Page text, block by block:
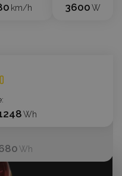
km/h 3600W
Wh
Wh